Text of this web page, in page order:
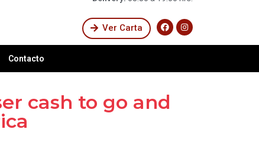
Ver Carta
Contacto
cash to go and